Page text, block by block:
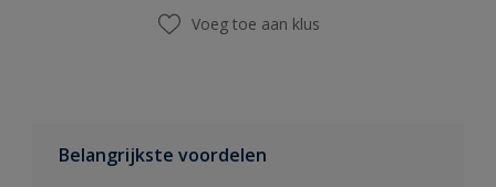
Voeg toe aan klus
Belangrijkste voordelen